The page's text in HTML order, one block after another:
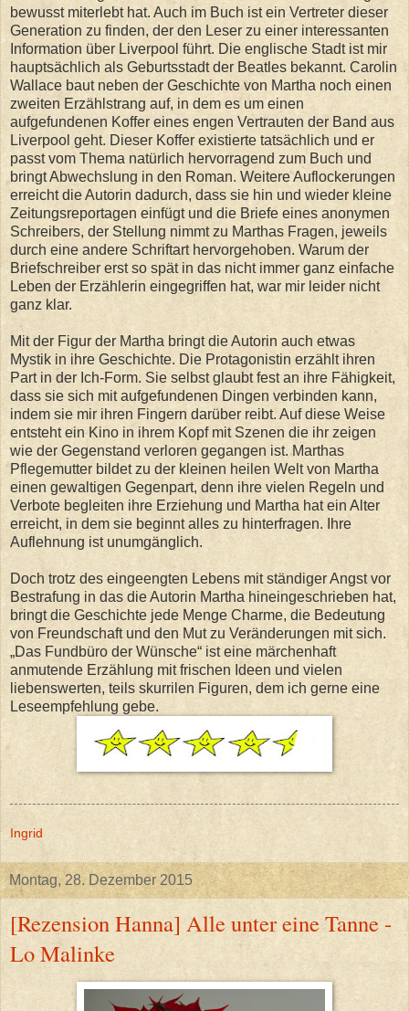
bewusst miterlebt hat. Auch im Buch ist ein Vertreter dieser
Generation zu finden, der den Leser zu einer interessanten
Information über Liverpool führt. Die englische Stadt ist mir
hauptsächlich als Geburtsstadt der Beatles bekannt. Carolin
Wallace baut neben der Geschichte von Martha noch einen
zweiten Erzählstrang auf, in dem es um einen
aufgefundenen Koffer eines engen Vertrauten der Band aus
Liverpool geht. Dieser Koffer existierte tatsächlich und er
passt vom Thema natürlich hervorragend zum Buch und
bringt Abwechslung in den Roman. Weitere Auflockerungen
erreicht die Autorin dadurch, dass sie hin und wieder kleine
Zeitungsreportagen einfügt und die Briefe eines anonymen
Schreibers, der Stellung nimmt zu Marthas Fragen, jeweils
durch eine andere Schriftart hervorgehoben. Warum der
Briefschreiber erst so spät in das nicht immer ganz einfache
Leben der Erzählerin eingegriffen hat, war mir leider nicht
ganz klar.
Mit der Figur der Martha bringt die Autorin auch etwas
Mystik in ihre Geschichte. Die Protagonistin erzählt ihren
Part in der Ich-Form. Sie selbst glaubt fest an ihre Fähigkeit,
dass sie sich mit aufgefundenen Dingen verbinden kann,
indem sie mir ihren Fingern darüber reibt. Auf diese Weise
entsteht ein Kino in ihrem Kopf mit Szenen die ihr zeigen
wie der Gegenstand verloren gegangen ist. Marthas
Pflegemutter bildet zu der kleinen heilen Welt von Martha
einen gewaltigen Gegenpart, denn ihre vielen Regeln und
Verbote begleiten ihre Erziehung und Martha hat ein Alter
erreicht, in dem sie beginnt alles zu hinterfragen. Ihre
Auflehnung ist unumgänglich.
Doch trotz des eingeengten Lebens mit ständiger Angst vor
Bestrafung in das die Autorin Martha hineingeschrieben hat,
bringt die Geschichte jede Menge Charme, die Bedeutung
von Freundschaft und den Mut zu Veränderungen mit sich.
„Das Fundbüro der Wünsche“ ist eine märchenhaft
anmutende Erzählung mit frischen Ideen und vielen
liebenswerten, teils skurrilen Figuren, dem ich gerne eine
Leseempfehlung gebe.
Ingrid
Montag, 28. Dezember 2015
[Rezension Hanna] Alle unter eine Tanne -
Lo Malinke